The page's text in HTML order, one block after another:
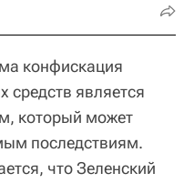
конфискация
средств является
который может
последствиям.
что Зеленский